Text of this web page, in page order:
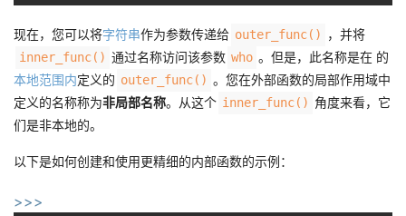
现在，您可以将字符串作为参数传递给 outer_func() ，并将
inner_func() 通过名称访问该参数 who 。但是，此名称是在 的
本地范围内定义的 outer_func() 。您在外部函数的局部作用域中
定义的名称称为非局部名称。从这个 inner_func() 角度来看，它
们是非本地的。
以下是如何创建和使用更精细的内部函数的示例：
>>>